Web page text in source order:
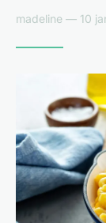
madeline — 10